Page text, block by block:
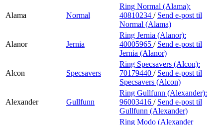
Alama Normal
Ring Normal (Alama):
40810234 / Send e-post til
Normal (Alama)
Alanor Jernia
Ring Jernia (Alanor):
40005965 / Send e-post til
Jernia (Alanor)
Alcon Specsavers
Ring Specsavers (Alcon):
70179440 / Send e-post til
Specsavers (Alcon)
Alexander Gullfunn
Ring Gullfunn (Alexander):
96003416 / Send e-post til
Gullfunn (Alexander)
Ring Modo (Alexander